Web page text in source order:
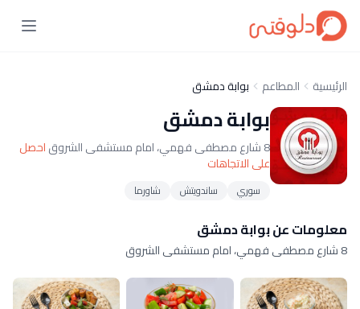
الرئيسية المطاعم بوابة دمشق
بوابة دمشق
8 شارع مصطفى فهمي، امام مستشفى الشروق احصل
على الاتجاهات
سوري ساندويتش شاورما
معلومات عن بوابة دمشق
8 شارع مصطفى فهمي، امام مستشفى الشروق